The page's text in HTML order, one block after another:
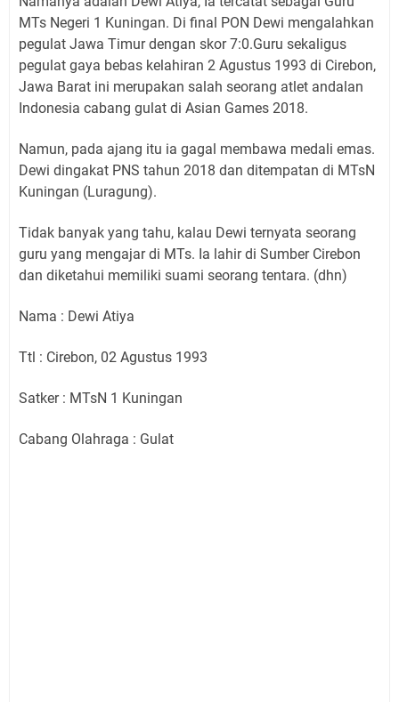
MTs Negeri 1 Kuningan. Di final PON Dewi mengalahkan
pegulat Jawa Timur dengan skor 7:0.Guru sekaligus
pegulat gaya bebas kelahiran 2 Agustus 1993 di Cirebon,
Jawa Barat ini merupakan salah seorang atlet andalan
Indonesia cabang gulat di Asian Games 2018.
Namun, pada ajang itu ia gagal membawa medali emas.
Dewi dingakat PNS tahun 2018 dan ditempatan di MTsN
Kuningan (Luragung).
Tidak banyak yang tahu, kalau Dewi ternyata seorang
guru yang mengajar di MTs. Ia lahir di Sumber Cirebon
dan diketahui memiliki suami seorang tentara. (dhn)
Nama : Dewi Atiya
Ttl : Cirebon, 02 Agustus 1993
Satker : MTsN 1 Kuningan
Cabang Olahraga : Gulat